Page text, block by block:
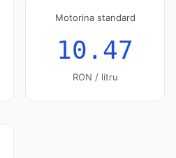
Motorina standard
10.47
RON / litru